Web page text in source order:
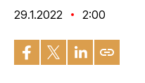
29.1.2022 2:00